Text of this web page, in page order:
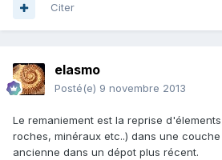
Citer
elasmo
Posté(e) 9 novembre 2013
Le remaniement est la reprise
roches, minéraux etc..) dans une
ancienne dans un dépot plus récent.